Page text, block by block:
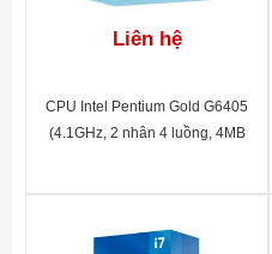
Liên hệ
CPU Intel Pentium Gold G6405
(4.1GHz, 2 nhân 4 luồng, 4MB